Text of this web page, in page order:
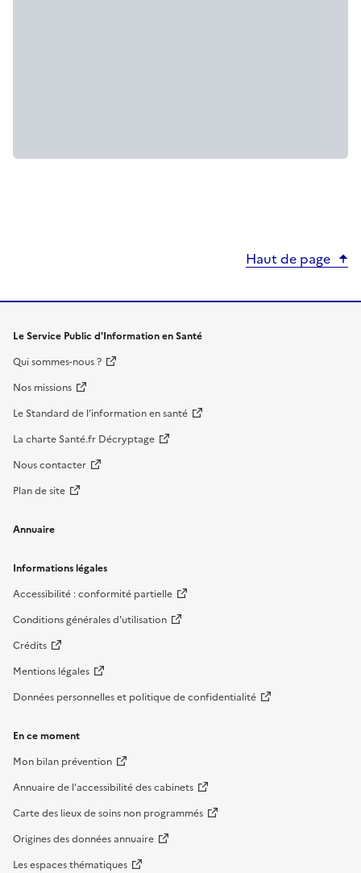
Haut de page
Le Service Public d'Information en Santé
Qui sommes-nous ?
Nos missions
Le Standard de l’information en santé
La charte Santé.fr Décryptage
Nous contacter
Plan de site
Annuaire
Informations légales
Accessibilité : conformité partielle
Conditions générales d'utilisation
Crédits
Mentions légales
Données personnelles et politique de confidentialité
En ce moment
Mon bilan prévention
Annuaire de l'accessibilité des cabinets
Carte des lieux de soins non programmés
Origines des données annuaire
Les espaces thématiques